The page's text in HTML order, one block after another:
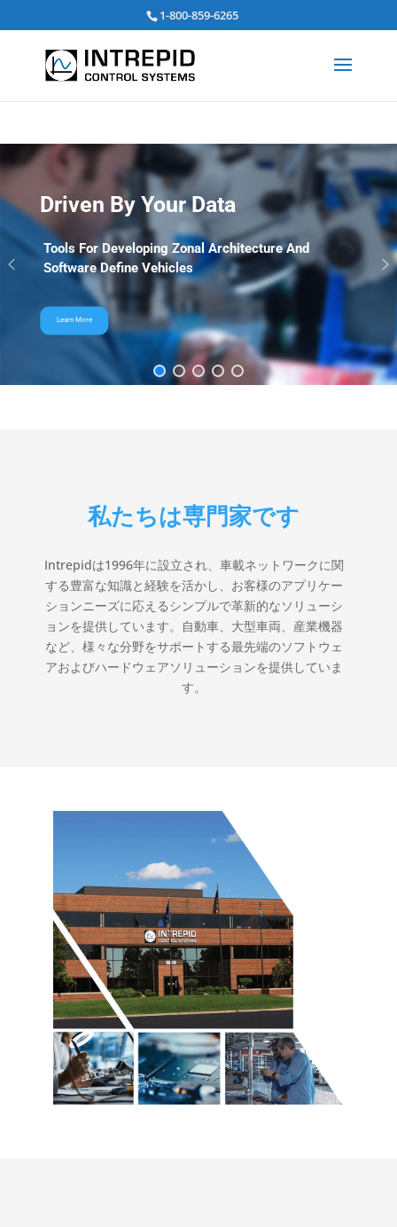
1-800-859-6265
Tools For Developing Zonal Architecture And
Software Define Vehicles
Driven By Your Data
Learn More
私たちは専門家です
Intrepidは1996年に設立され、車載ネットワークに関
する豊富な知識と経験を活かし、お客様のアプリケー
ションニーズに応えるシンプルで革新的なソリューシ
ョンを提供しています。自動車、大型車両、産業機器
など、様々な分野をサポートする最先端のソフトウェ
アおよびハードウェアソリューションを提供していま
す。